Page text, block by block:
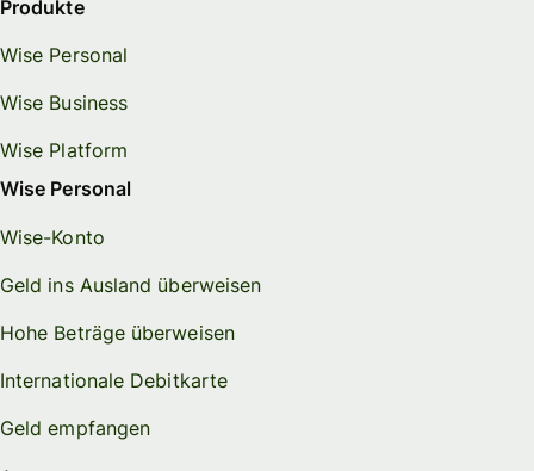
Produkte
Wise Personal
Wise Business
Wise Platform
Wise Personal
Wise-Konto
Geld ins Ausland überweisen
Hohe Beträge überweisen
Internationale Debitkarte
Geld empfangen